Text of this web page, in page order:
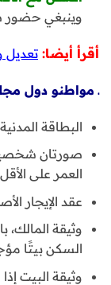
وينبغي حضور
أقرأ أيضا: تعديل
ـ مواطنو دول
البطاقة
العمر على
عقد الإيجار
وثيقة المالك،
السكن بيتًا
وثيقة البيت